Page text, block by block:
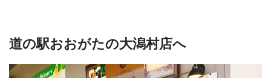
道の駅おおがたの大潟村店へ